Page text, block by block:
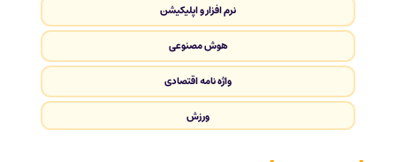
نرم افزار و اپلیکیشن
هوش مصنوعی
واژه نامه اقتصادی
ورزش